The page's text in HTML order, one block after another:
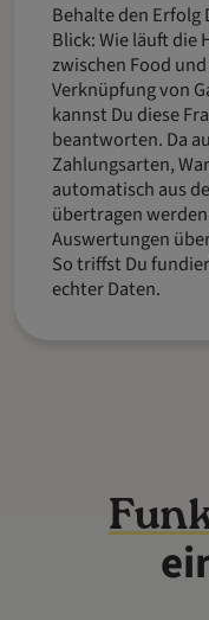
Behalte den
Blick: Wie läuft die
zwischen Food
Verknüpfung von
kannst Du diese
beantworten. Da
Zahlungsarten,
automatisch aus
übertragen
Auswertungen
So triffst Du
echter Daten.